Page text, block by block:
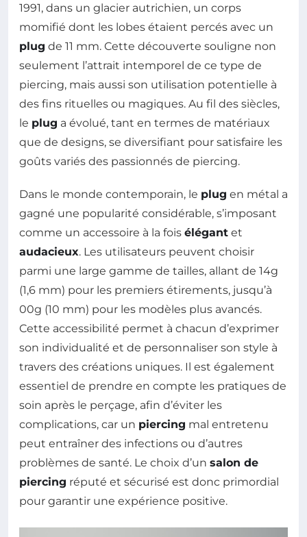
1991, dans un glacier autrichien, un corps
momifié dont les lobes étaient percés avec un
plug de 11 mm. Cette découverte souligne non
seulement l’attrait intemporel de ce type de
piercing, mais aussi son utilisation potentielle à
des fins rituelles ou magiques. Au fil des siècles,
le plug a évolué, tant en termes de matériaux
que de designs, se diversifiant pour satisfaire les
goûts variés des passionnés de piercing.
Dans le monde contemporain, le plug en métal a
gagné une popularité considérable, s’imposant
comme un accessoire à la fois élégant et
audacieux. Les utilisateurs peuvent choisir
parmi une large gamme de tailles, allant de 14g
(1,6 mm) pour les premiers étirements, jusqu’à
00g (10 mm) pour les modèles plus avancés.
Cette accessibilité permet à chacun d’exprimer
son individualité et de personnaliser son style à
travers des créations uniques. Il est également
essentiel de prendre en compte les pratiques de
soin après le perçage, afin d’éviter les
complications, car un piercing mal entretenu
peut entraîner des infections ou d’autres
problèmes de santé. Le choix d’un salon de
piercing réputé et sécurisé est donc primordial
pour garantir une expérience positive.